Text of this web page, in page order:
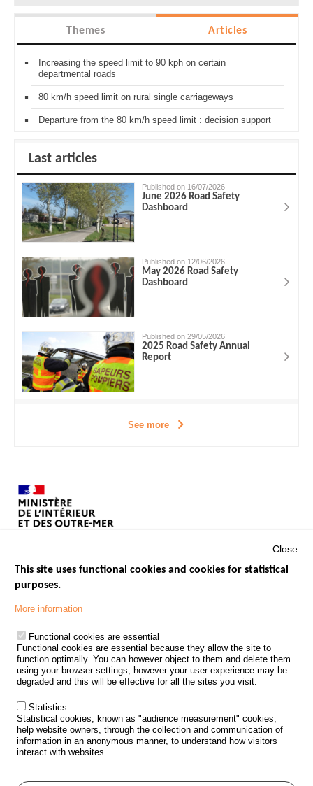
Themes Articles
Increasing the speed limit to 90 kph on certain
departmental roads
80 km/h speed limit on rural single carriageways
Departure from the 80 km/h speed limit : decision support
Last articles
Published on 16/07/2026
June 2026 Road Safety
Dashboard
Published on 12/06/2026
May 2026 Road Safety
Dashboard
Published on 29/05/2026
2025 Road Safety Annual
Report
See more
Footer
PROCESSING OF PERSONAL DATA FROM ROAD ACCIDENTS
KNOWLEDGE CENTRE
CALL FOR RESEARCH PROJECTS
ROAD SAFETY POLICY
Outils
EVENTS
Close
This site uses functional cookies and cookies for statistical
purposes.
More information
Functional cookies are essential
Functional cookies are essential because they allow the site to
function optimally. You can however object to them and delete them
using your browser settings, however your user experience may be
degraded and this will be effective for all the sites you visit.
Statistics
Statistical cookies, known as "audience measurement" cookies,
help website owners, through the collection and communication of
information in an anonymous manner, to understand how visitors
interact with websites.